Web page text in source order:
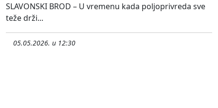
SLAVONSKI BROD – U vremenu kada poljoprivreda sve
teže drži...
05.05.2026. u 12:30